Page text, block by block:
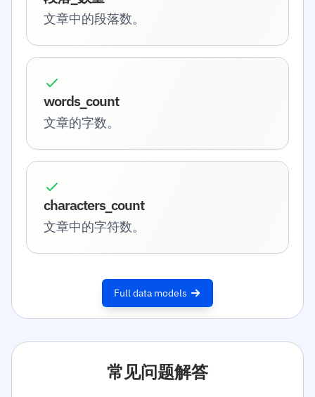
文章中的段落数。
words_count
文章的字数。
characters_count
文章中的字符数。
Full data models
常见问题解答